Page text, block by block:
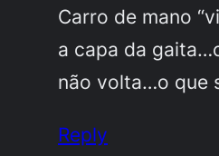
Carro de mano
a capa da
não volta…o que
Reply